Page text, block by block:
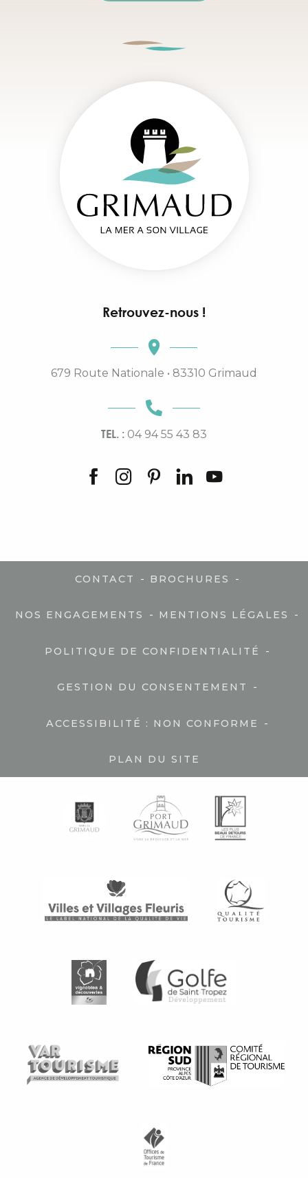
Retrouvez-nous !
679 Route Nationale • 83310 Grimaud
TEL. : 04 94 55 43 83
CONTACT - BROCHURES -
NOS ENGAGEMENTS - MENTIONS LÉGALES -
POLITIQUE DE CONFIDENTIALITÉ -
GESTION DU CONSENTEMENT -
ACCESSIBILITÉ : NON CONFORME -
PLAN DU SITE